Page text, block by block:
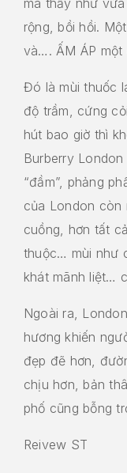
rộng, bồi hồi.
và…. ẤM ÁP một
Đó là mùi thuốc
độ trầm, cứng
hút bao giờ thì
Burberry
“đầm”, phảng
của London còn
cuồng, hơn tất
thuộc… mùi như
khát mãnh liệt…
Ngoài ra,
hương khiến
đẹp đẽ hơn,
chịu hơn, bản
phố cũng bỗng
Reivew ST